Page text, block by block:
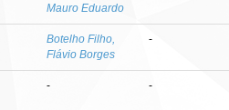
Mauro Eduardo
Botelho Filho,
Flávio Borges
-
- -